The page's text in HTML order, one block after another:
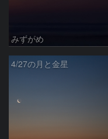
みずがめ
4/27の月と金星